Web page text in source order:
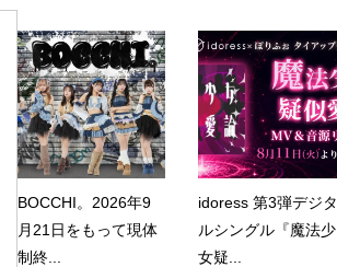
BOCCHI。2026年9
月21日をもって現体
制終...
idoress 第3弾デジタ
ルシングル『魔法少
女疑...